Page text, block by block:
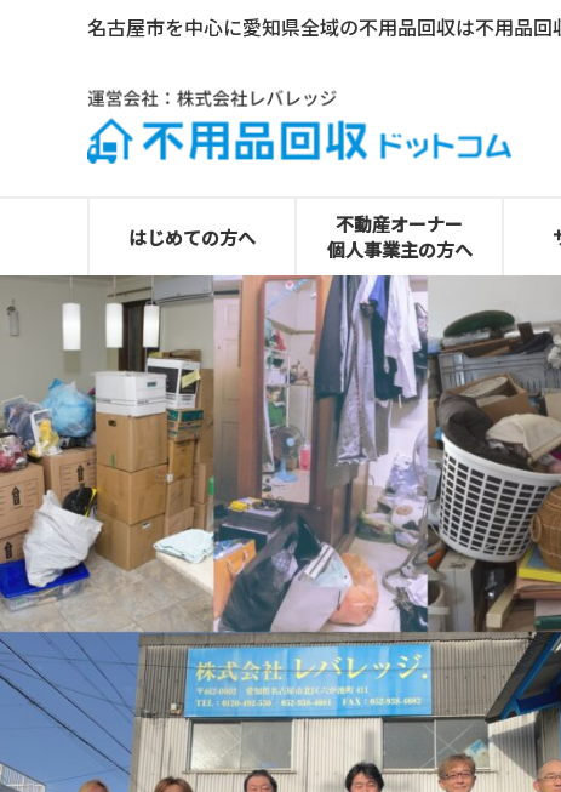
名古屋市を中心に愛知県全域の不用品回収は不用品回
はじめての方へ
不動産オーナー
個人事業主の方へ
0120-492-530